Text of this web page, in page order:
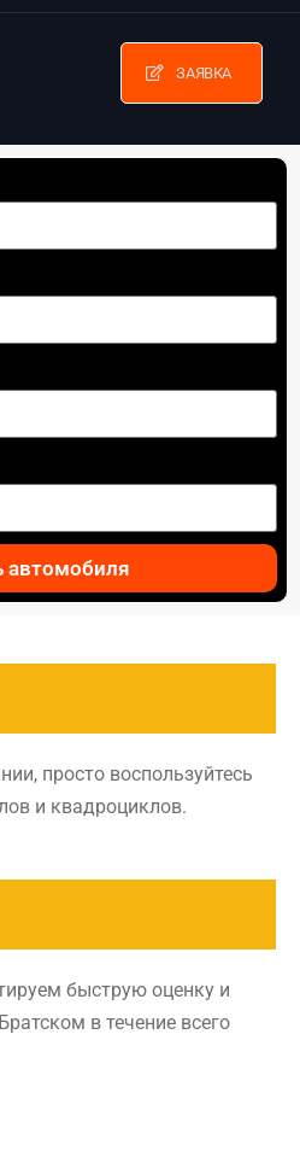
ЗАЯВКА
автомобиля
просто воспользуйтесь
и квадроциклов.
быструю оценку и
в течение всего